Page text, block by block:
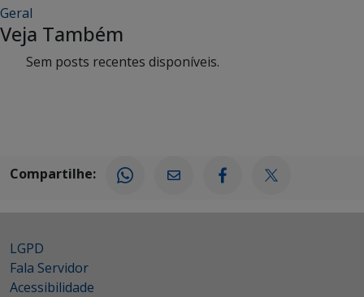
Geral
Veja Também
Sem posts recentes disponíveis.
Compartilhe:
LGPD
Fala Servidor
Acessibilidade